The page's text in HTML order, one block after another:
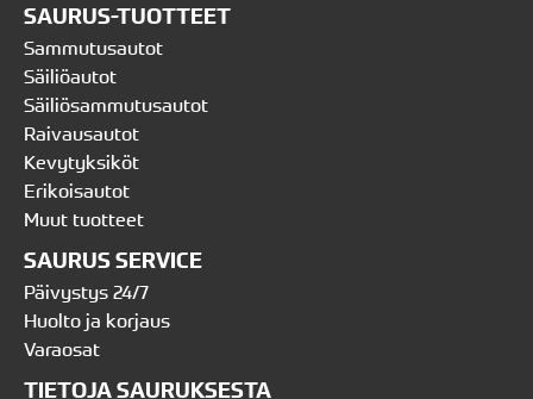
SAURUS-TUOTTEET
Sammutusautot
Säiliöautot
Säiliösammutusautot
Raivausautot
Kevytyksiköt
Erikoisautot
Muut tuotteet
SAURUS SERVICE
Päivystys 24/7
Huolto ja korjaus
Varaosat
TIETOJA SAURUKSESTA